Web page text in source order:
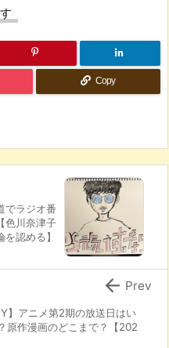
Copy
でラジオ番
色川奈津子
を認める】
】アニメ第2期の放送日はい
原作漫画のどこまで？【202
 Prev